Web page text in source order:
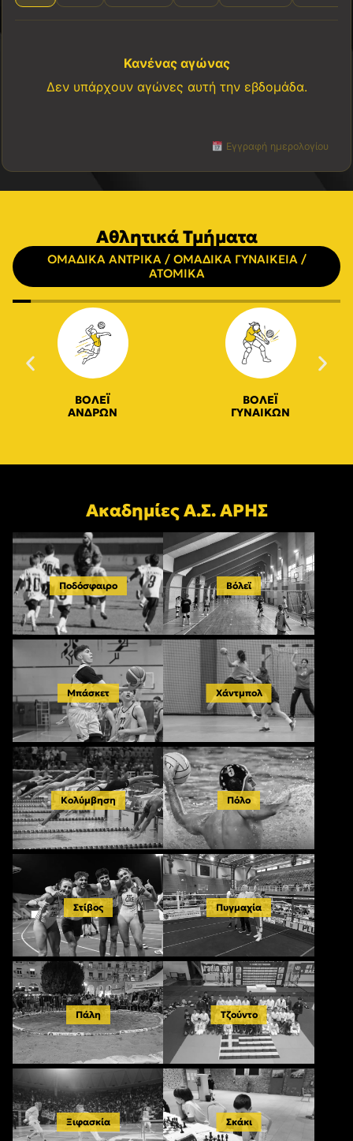
Κανένας αγώνας
Δεν υπάρχουν αγώνες αυτή την εβδομάδα.
Εγγραφή ημερολογίου
Αθλητικά Τμήματα
ΟΜΑΔΙΚΑ ΑΝΤΡΙΚΑ / ΟΜΑΔΙΚΑ ΓΥΝΑΙΚΕΙΑ /
ΑΤΟΜΙΚΑ
ΒΟΛΕΪ
ΑΝΔΡΩΝ
ΒΟΛΕΪ
ΓΥΝΑΙΚΩΝ
Ακαδημίες Α.Σ. ΑΡΗΣ
Ποδόσφαιρο Βόλεϊ
Μπάσκετ Χάντμπολ
Κολύμβηση Πόλο
Στίβος Πυγμαχία
Πάλη Τζούντο
Ξιφασκία Σκάκι